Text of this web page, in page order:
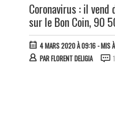
Coronavirus : il vend
sur le Bon Coin, 90
4 MARS 2020 À 09:16- MIS
PARFLORENT DELIGIA